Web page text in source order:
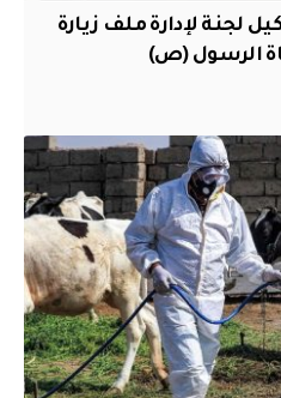
لجنة لإدارة ملف زيارة
الرسول (ص)